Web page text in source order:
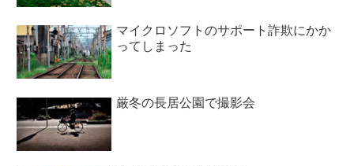
マイクロソフトのサポート詐欺にかか
ってしまった
厳冬の長居公園で撮影会